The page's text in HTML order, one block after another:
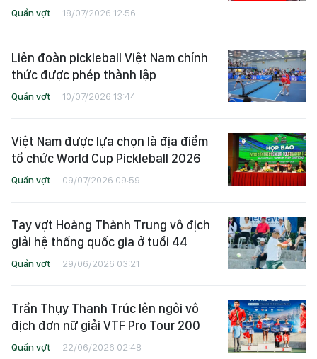
Quần vợt 18/07/2026 12:56
Liên đoàn pickleball Việt Nam chính
thức được phép thành lập
Quần vợt 10/07/2026 13:44
Việt Nam được lựa chọn là địa điểm
tổ chức World Cup Pickleball 2026
Quần vợt 09/07/2026 09:59
Tay vợt Hoàng Thành Trung vô địch
giải hệ thống quốc gia ở tuổi 44
Quần vợt 29/06/2026 03:21
Trần Thụy Thanh Trúc lên ngôi vô
địch đơn nữ giải VTF Pro Tour 200
Quần vợt 22/06/2026 02:48